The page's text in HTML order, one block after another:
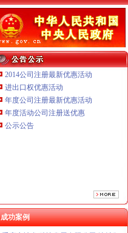
2014公司注册最新优惠活动
进出口权优惠活动
年度公司注册最新优惠活动
年度活动公司注册送优惠
公示公告
成功案例
重庆臣夫商贸有限公司 （执照专让）
重庆信同广告有限公司 渝沙50万 （工商
重庆斯苔登托生物科技有限公司 渝南
重庆安赐商贸有限公司 渝江10万 （工商
重庆市冰岛科技发展有限公司 渝沙50万